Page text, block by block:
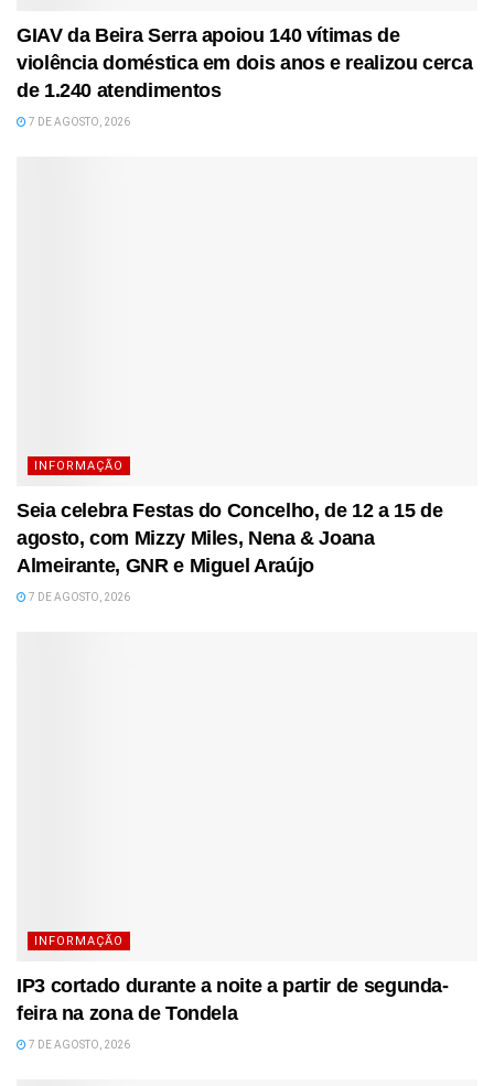
GIAV da Beira Serra apoiou 140 vítimas de
violência doméstica em dois anos e realizou cerca
de 1.240 atendimentos
7 DE AGOSTO, 2026
INFORMAÇÃO
Seia celebra Festas do Concelho, de 12 a 15 de
agosto, com Mizzy Miles, Nena & Joana
Almeirante, GNR e Miguel Araújo
7 DE AGOSTO, 2026
INFORMAÇÃO
IP3 cortado durante a noite a partir de segunda-
feira na zona de Tondela
7 DE AGOSTO, 2026